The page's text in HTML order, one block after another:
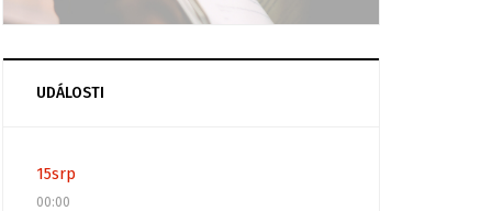
UDÁLOSTI
15srp
00:00